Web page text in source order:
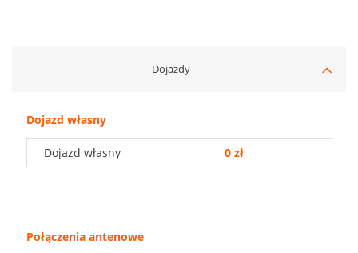
Dojazdy
Dojazd własny
Dojazd własny 0 zł
Połączenia antenowe